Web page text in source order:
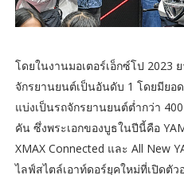
โดยในงานมอเตอร์เอ็กซ์โป 2023
จักรยานยนต์เป็นอันดับ 1 โดยมียอ
แบ่งเป็นรถจักรยานยนต์ต่ำกว่า
คัน ซึ่งพระเอกของบูธในปีนี้คือ
XMAX Connected และ All New
ไลฟ์สไตล์เอาท์ดอร์ยุคใหม่ที่เปิดตั